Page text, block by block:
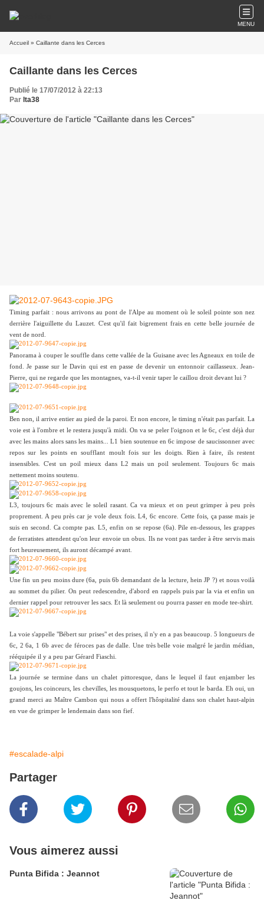
MENU
Accueil » Caillante dans les Cerces
Caillante dans les Cerces
Publié le 17/07/2012 à 22:13
Par lta38
Timing parfait : nous arrivons au pont de l'Alpe au moment où le soleil pointe son nez
derrière l'aiguillette du Lauzet. C'est qu'il fait bigrement frais en cette belle journée de
vent de nord.
Panorama à couper le souffle dans cette vallée de la Guisane avec les Agneaux en toile de
fond.Je passe sur le Davin qui est en passe de devenir un entonnoir caillasseux.Jean-
Pierre, qui ne regarde que les montagnes, va-t-il venir taper le caillou droit devant lui ?
Ben non, il arrive entier au pied de la paroi. Et non encore, le timing n'était pas parfait. La
voie est à l'ombre et le restera jusqu'à midi. On va se peler l'oignon et le 6c, c'est déjà dur
avec les mains alors sans les mains... L1 bien soutenue en 6c impose de saucissonner avec
repos sur les points en soufflant moult fois sur les doigts. Rien à faire, ils restent
insensibles. C'est un poil mieux dans L2 mais un poil seulement. Toujours 6c mais
nettement moins soutenu.
L3, toujours 6c mais avec le soleil rasant. Ca va mieux et on peut grimper à peu près
proprement. A peu près car je vole deux fois. L4, 6c encore. Cette fois, ça passe mais je
suis en second. Ca compte pas. L5, enfin on se repose (6a). Pile en-dessous, les grappes
de ferratistes attendent qu'on leur envoie un obus. Ils ne vont pas tarder à être servis mais
fort heureusement, ils auront décampé avant.
Une fin un peu moins dure (6a, puis 6b demandant de la lecture, hein JP ?) et nous voilà
au sommet du pilier. On peut redescendre, d'abord en rappels puis par la via et enfin un
dernier rappel pour retrouver les sacs. Et là seulement ou pourra passer en mode tee-shirt.
La voie s'appelle "Bébert sur prises" et des prises, il n'y en a pas beaucoup. 5 longueurs de
6c, 2 6a, 1 6b avec de féroces pas de dalle. Une très belle voie malgré le jardin médian,
rééquipée il y a peu par Gérard Fiaschi.
La journée se termine dans un chalet pittoresque, dans le lequel il faut enjamber les
goujons, les coinceurs, les chevilles, les mousquetons, le perfo et tout le barda. Eh oui, un
grand merci au Maître Cambon qui nous a offert l'hôspitalité dans son chalet haut-alpin
en vue de grimper le lendemain dans son fief.
#escalade-alpi
Partager
Vous aimerez aussi
Punta Bifida : Jeannot